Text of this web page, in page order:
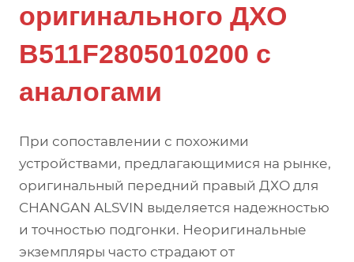
оригинального ДХО
B511F2805010200 с
аналогами
При сопоставлении с похожими
устройствами, предлагающимися на рынке,
оригинальный передний правый ДХО для
CHANGAN ALSVIN выделяется надежностью
и точностью подгонки. Неоригинальные
экземпляры часто страдают от